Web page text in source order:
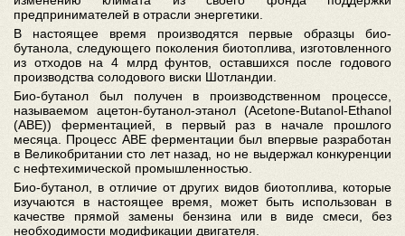
предпринимателей в отрасли энергетики.
В настоящее время производятся первые образцы био-
бутанола, следующего поколения биотоплива, изготовленного
из отходов на 4 млрд фунтов, оставшихся после годового
производства солодового виски Шотландии.
Био-бутанол был получен в производственном процессе,
называемом ацетон-бутанол-этанол (Acetone-Butanol-Ethanol
(ABE)) ферментацией, в первый раз в начале прошлого
месяца. Процесс ABE ферментации был впервые разработан
в Великобритании сто лет назад, но не выдержал конкуренции
с нефтехимической промышленностью.
Био-бутанол, в отличие от других видов биотоплива, которые
изучаются в настоящее время, может быть использован в
качестве прямой замены бензина или в виде смеси, без
необходимости модификации двигателя.